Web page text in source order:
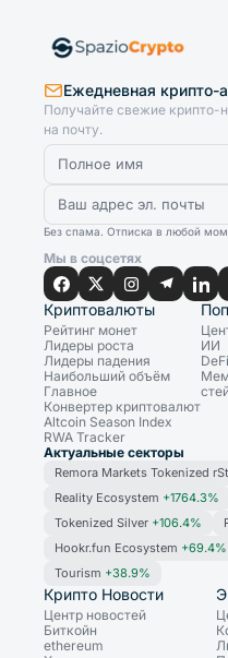
Ежедневная крипто-
Получайте свежие крипто-
на почту.
Без спама. Отписка в любой
Мы в соцсетях
Криптовалюты
Рейтинг монет
Лидеры роста
Лидеры падения
Наибольший объём
Главное
Конвертер криптовалют
Altcoin Season Index
RWA Tracker
ИИ
DeFi
Актуальные секторы
Remora Markets Tokenized
Reality Ecosystem +1764.3%
Tokenized Silver +106.4%
Hookr.fun Ecosystem +69.4%
Tourism +38.9%
Крипто Новости
Центр новостей
Биткойн
ethereum